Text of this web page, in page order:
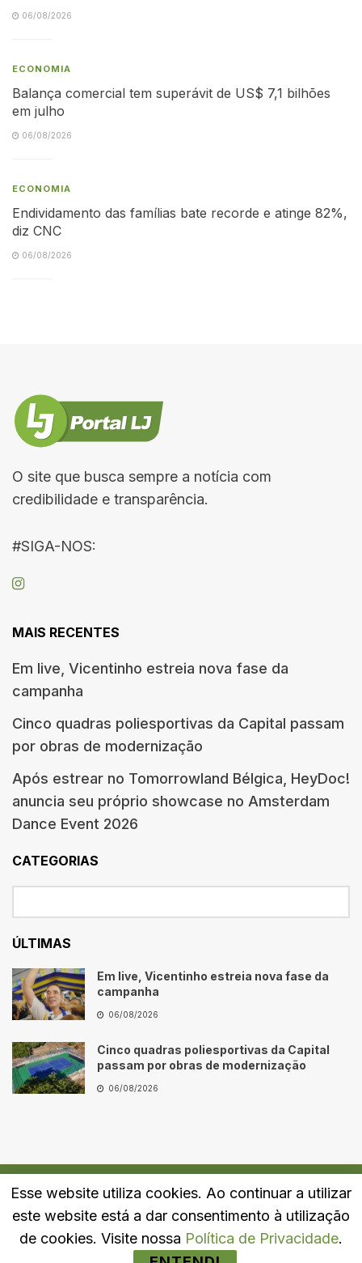
06/08/2026
ECONOMIA
Balança comercial tem superávit de US$ 7,1 bilhões
em julho
06/08/2026
ECONOMIA
Endividamento das famílias bate recorde e atinge 82%,
diz CNC
06/08/2026
O site que busca sempre a notícia com
credibilidade e transparência.
#SIGA-NOS:
MAIS RECENTES
Em live, Vicentinho estreia nova fase da
campanha
Cinco quadras poliesportivas da Capital passam
por obras de modernização
Após estrear no Tomorrowland Bélgica, HeyDoc!
anuncia seu próprio showcase no Amsterdam
Dance Event 2026
CATEGORIAS
ÚLTIMAS
Em live, Vicentinho estreia nova fase da
campanha
06/08/2026
Cinco quadras poliesportivas da Capital
passam por obras de modernização
06/08/2026
Quem Somos Fale Conosco Política de Privacidade
Esse website utiliza cookies. Ao continuar a utilizar
este website está a dar consentimento à utilização
de cookies. Visite nossa Política de Privacidade.